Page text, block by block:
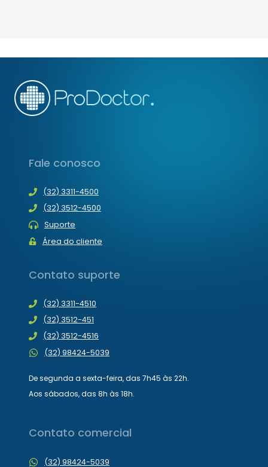
Fale conosco
(32) 3311-4500
(32) 3512-4500
Suporte
Área do cliente
Contato suporte
(32) 3311-4510
(32) 3512-451
(32) 3512-4516
(32) 98424-5039
De segunda a sexta-feira, das 7h45 às 22h.
Aos sábados, das 8h às 18h.
Contato comercial
(32) 98424-5039